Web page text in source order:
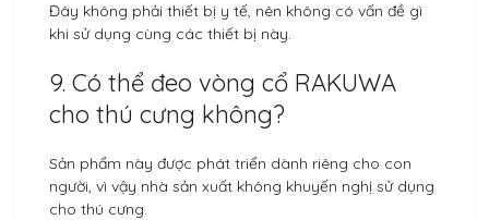
Đây không phải thiết bị y tế, nên không có vấn đề gì
khi sử dụng cùng các thiết bị này.
9. Có thể đeo vòng cổ RAKUWA
cho thú cưng không?
Sản phẩm này được phát triển dành riêng cho con
người, vì vậy nhà sản xuất không khuyến nghị sử dụng
cho thú cưng.